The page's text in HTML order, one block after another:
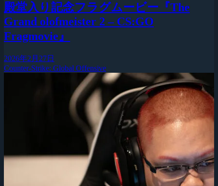
殿堂入り記念フラグムービー『The
Grand olofmeister 2 – CS:GO
Fragmovie』
2026年2月27日
Counter-Strike: Global Offensive